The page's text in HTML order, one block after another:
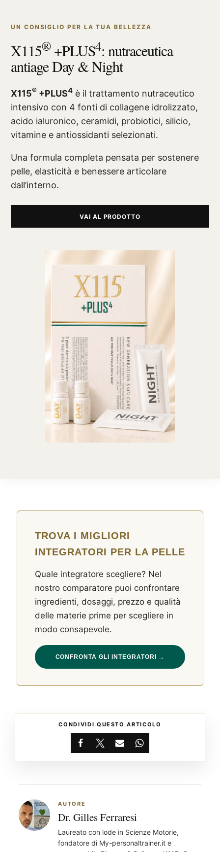
UN CONSIGLIO PER LA TUA BELLEZZA
X115®+PLUS4: nutraceutica
antiage Day & Night
X115® +PLUS4 è il trattamento nutraceutico
intensivo con 4 fonti di collagene idrolizzato,
acido ialuronico, ceramidi, probiotici, silicio,
vitamine e antiossidanti selezionati.
Una formula completa pensata per sostenere
pelle, elasticità e benessere articolare
dall’interno.
VAI AL PRODOTTO
TROVA I MIGLIORI
INTEGRATORI PER LA PELLE
Quale integratore scegliere? Nel
nostro comparatore puoi confrontare
ingredienti, dosaggi, prezzo e qualità
delle materie prime per scegliere in
modo consapevole.
CONFRONTA GLI INTEGRATORI →
CONDIVIDI QUESTO ARTICOLO
Facebook
X EmailWhatsApp
AUTORE
Dr. Gilles Ferraresi
Laureato con lode in Scienze Motorie,
fondatore di My-personaltrainer.it e
X115®